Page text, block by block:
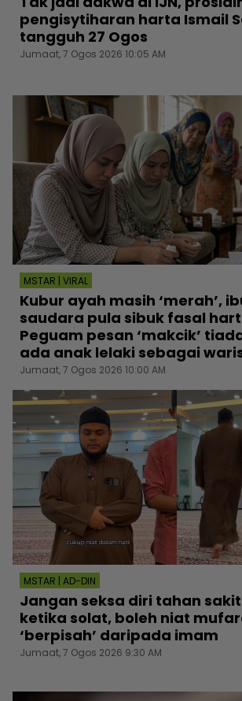
pengisytiharan harta Ismail
tangguh 27 Ogos
Jumaat, 7 Ogos 2026 10:05 AM
MSTAR | VIRAL
Kubur ayah masih ‘merah’,
saudara pula sibuk fasal
Peguam pesan ‘makcik’
ada anak lelaki sebagai
Jumaat, 7 Ogos 2026 10:00 AM
MSTAR | AD-DIN
Jangan seksa diri tahan
ketika solat, boleh niat
‘berpisah’ daripada imam
Jumaat, 7 Ogos 2026 9:30 AM